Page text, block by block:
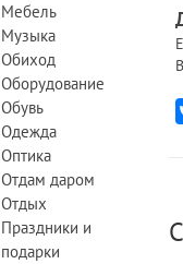
Мебель
Музыка
Обиход
Оборудование
Обувь
Одежда
Оптика
Отдам даром
Отдых
Праздники и
подарки